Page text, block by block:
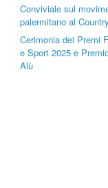
Conviviale sul
palermitano al
Cerimonia dei Premi
e Sport 2025 e
Alù